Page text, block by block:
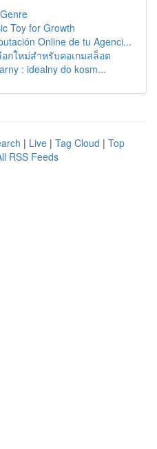
Toy for Growth
Online de tu Agenci...
อกใหม่สำหรับคอเกมสล็อต
: idealny do kosm...
| Live | Tag Cloud | Top
RSS Feeds